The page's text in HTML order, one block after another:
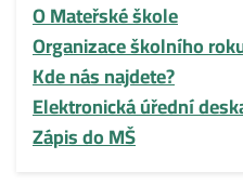
O Mateřské škole
Organizace školního
Kde nás najdete?
Elektronická úřední
Zápis do MŠ